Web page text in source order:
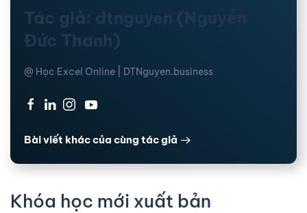
Tác giả: dtnguyen (Nguyễn
Đức Thanh)
@ Học Excel Online | DTNguyen.business
· · ·
Bài viết khác của cùng tác giả
Khóa học mới xuất bản